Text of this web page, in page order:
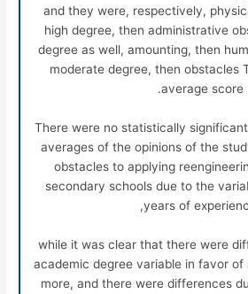
and they were, respectively,
high degree, then administrative
degree as well, amounting, then
moderate degree, then obstacles
average score.
2.There were no statistically
averages of the opinions of the
obstacles to applying
secondary schools due to the
years of
while it was clear that there were
academic degree variable in favor of
more, and there were differences